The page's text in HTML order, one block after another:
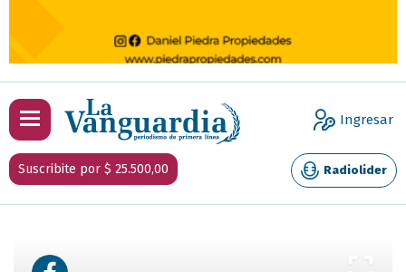
Ingresar
Suscribite por $ 25.500,00 Radiolider